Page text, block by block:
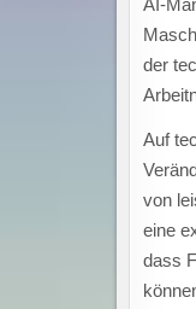
AI-
der
Auf
von
eine
dass